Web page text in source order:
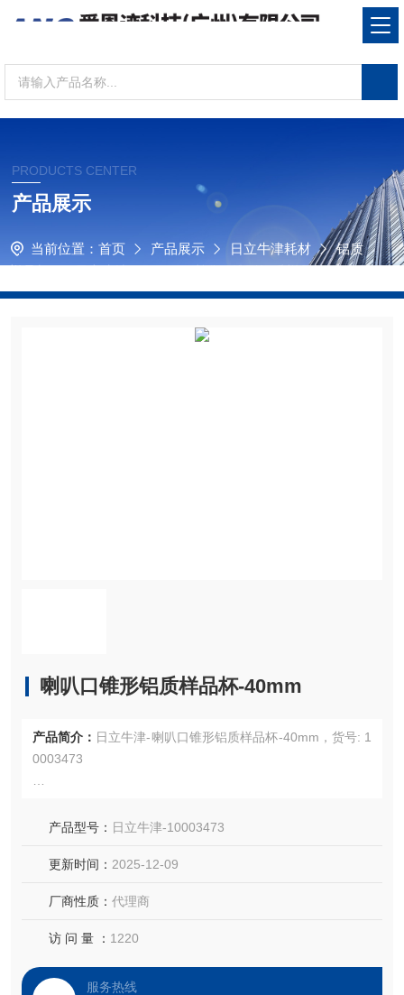
PRODUCTS CENTER
产品展示
当前位置： 首页 产品展示 日立牛津耗材
铝质
日立牛津-10003473喇叭口锥形铝质样品杯-40m
m
喇叭口锥形铝质样品杯-40mm
产品简介： 日立牛津-喇叭口锥形铝质样品杯-40mm，货号: 1
0003473
该铝制样杯的边缘变窄，直径40毫米。
于减少裂缝和裂缝的发展。非常接近的外径公差可*大限度地
减少样品颗粒溢出并夹在模具内壁和球团杯之间球团杯外
浮到模具型腔
产品型号： 日立牛津-10003473
更新时间： 2025-12-09
厂商性质： 代理商
访 问 量 ： 1220
服务热线